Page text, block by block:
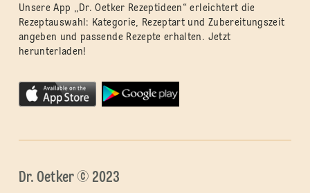
Unsere App „Dr. Oetker Rezeptideen“ erleichtert die
Rezeptauswahl: Kategorie, Rezeptart und Zubereitungszeit
angeben und passende Rezepte erhalten. Jetzt
herunterladen!
Dr. Oetker © 2023